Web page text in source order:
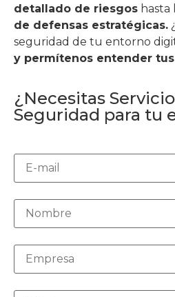
detallado de riesgos hasta
de defensas estratégicas.
seguridad de tu entorno
y permítenos entender
¿Necesitas
Seguridad para tu